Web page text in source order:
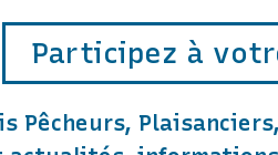
Participez à
Pêcheurs,